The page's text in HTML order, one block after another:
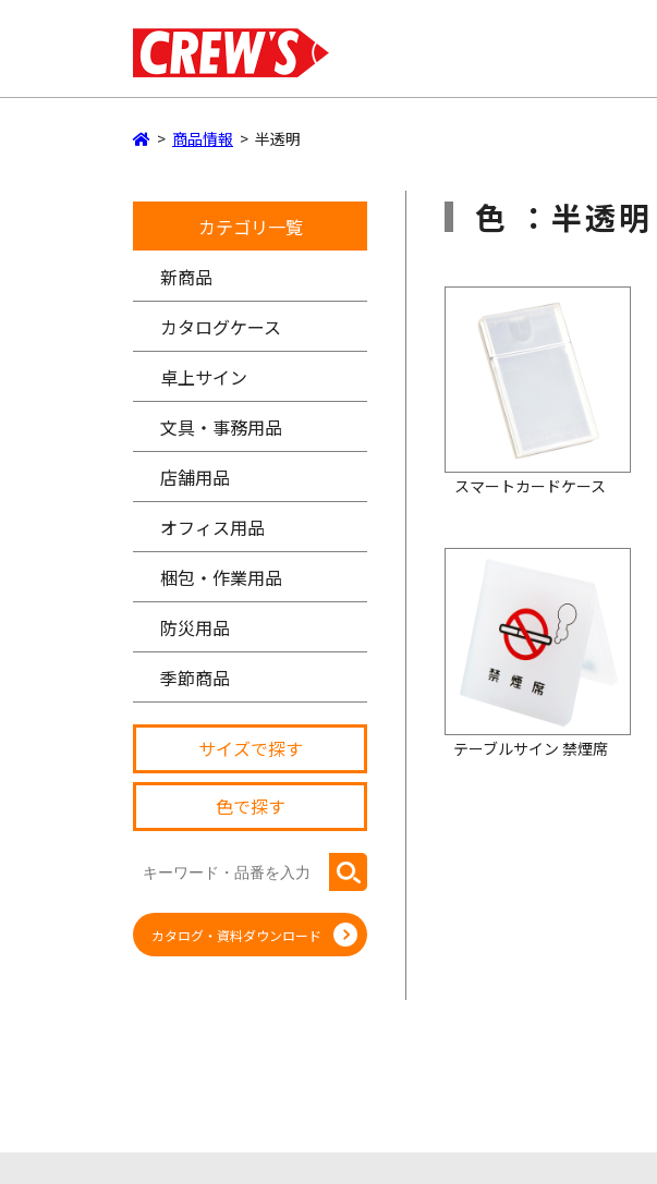
> 商品情報 > 半透明
カテゴリ一覧
新商品
カタログケース
卓上サイン
文具・事務用品
店舗用品
オフィス用品
梱包・作業用品
防災用品
季節商品
サイズで探す
色で探す
カタログ・資料ダウンロード
色 ：半透明
スマートカードケース
テーブルサイン 禁煙席